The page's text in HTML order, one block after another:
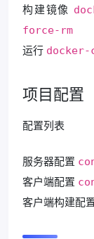
构建镜像
force-rm
运行 docker-
项目配置
配置列表
服务器配置
客户端配置
客户端构建配